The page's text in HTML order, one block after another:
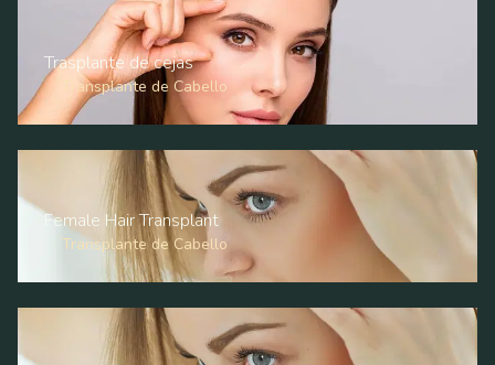
Trasplante de cejas
Transplante de Cabello
Female Hair Transplant
Transplante de Cabello